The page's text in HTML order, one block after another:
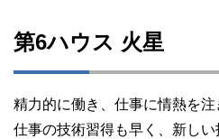
第6ハウス 火星
精力的に働き、仕事に情熱を注
仕事の技術習得も早く、新し